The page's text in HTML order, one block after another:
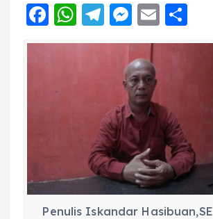
F
a
b
k
W
h
ts
p
T
el
r
a
m
M
e
ss
e
n
g
er
E
m
ai
h
Penulis Iskandar Hasibuan,SE